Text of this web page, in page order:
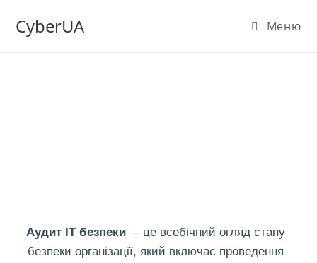
CyberUA Меню
Аудит ІТ безпеки – це всебічний огляд стану
безпеки організації, який включає проведення